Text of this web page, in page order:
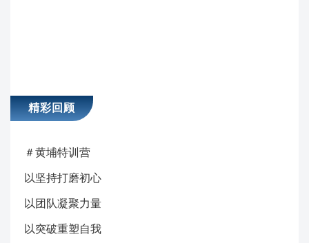
精彩回顾
＃黄埔特训营
以坚持打磨初心
以团队凝聚力量
以突破重塑自我